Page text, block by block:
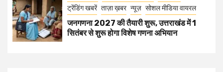
ट्रेंडिंग खबरें ताज़ा ख़बर न्यूज़ सोशल मीडिया वायरल
जनगणना 2027 की तैयारी शुरू, उत्तराखंड में 1
सितंबर से शुरू होगा विशेष गणना अभियान